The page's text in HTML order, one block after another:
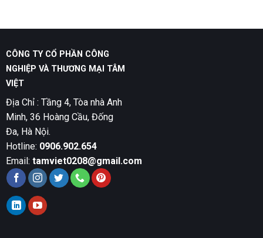
CÔNG TY CỔ PHẦN CÔNG
NGHIỆP VÀ THƯƠNG MẠI TÂM
VIỆT
Địa Chỉ : Tầng 4, Tòa nhà Anh
Minh, 36 Hoàng Cầu, Đống
Đa, Hà Nội.
Hotline: 0906.902.654
Email: tamviet0208@gmail.com